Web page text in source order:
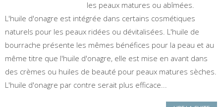
les peaux matures ou abîmées.
L'huile d'onagre est intégrée dans certains cosmétiques
naturels pour les peaux ridées ou dévitalisées. L'huile de
bourrache présente les mêmes bénéfices pour la peau et au
même titre que l'huile d'onagre, elle est mise en avant dans
des crèmes ou huiles de beauté pour peaux matures sèches.
L'huile d'onagre par contre serait plus efficace...